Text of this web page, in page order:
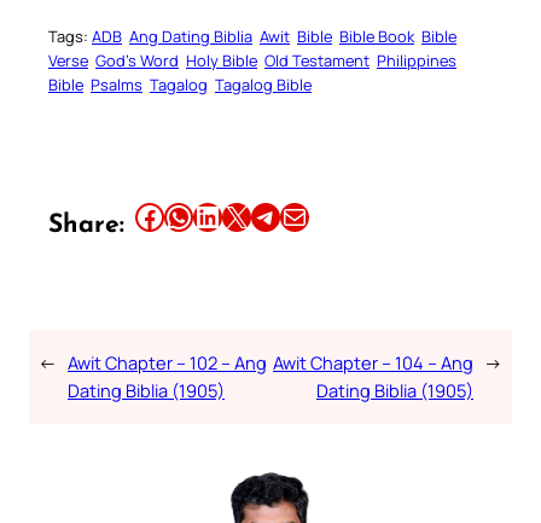
Tags: ADB Ang Dating Biblia Awit Bible Bible Book Bible
Verse God’s Word Holy Bible Old Testament Philippines
Bible Psalms Tagalog Tagalog Bible
Share: Share this article on Facebook Share this article on WhatsApp Share this article on LinkedIn Share this article on X Share this article on TelegramEmail this Article
← Awit Chapter – 102 – Ang
Dating Biblia (1905)
Awit Chapter – 104 – Ang
Dating Biblia (1905)
→